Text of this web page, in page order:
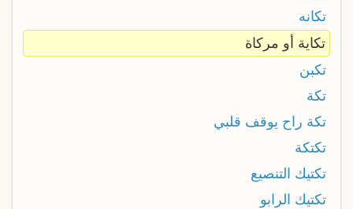
تكانه
تكاية أو مركاة
تكبن
تكة
تكة راح يوقف قلبي
تكتكة
تكتيك التنصيع
تكتيك الرابو